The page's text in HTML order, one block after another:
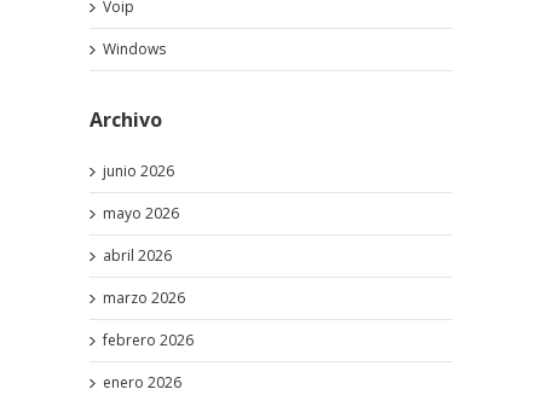
Voip
Windows
Archivo
junio 2026
mayo 2026
abril 2026
marzo 2026
febrero 2026
enero 2026